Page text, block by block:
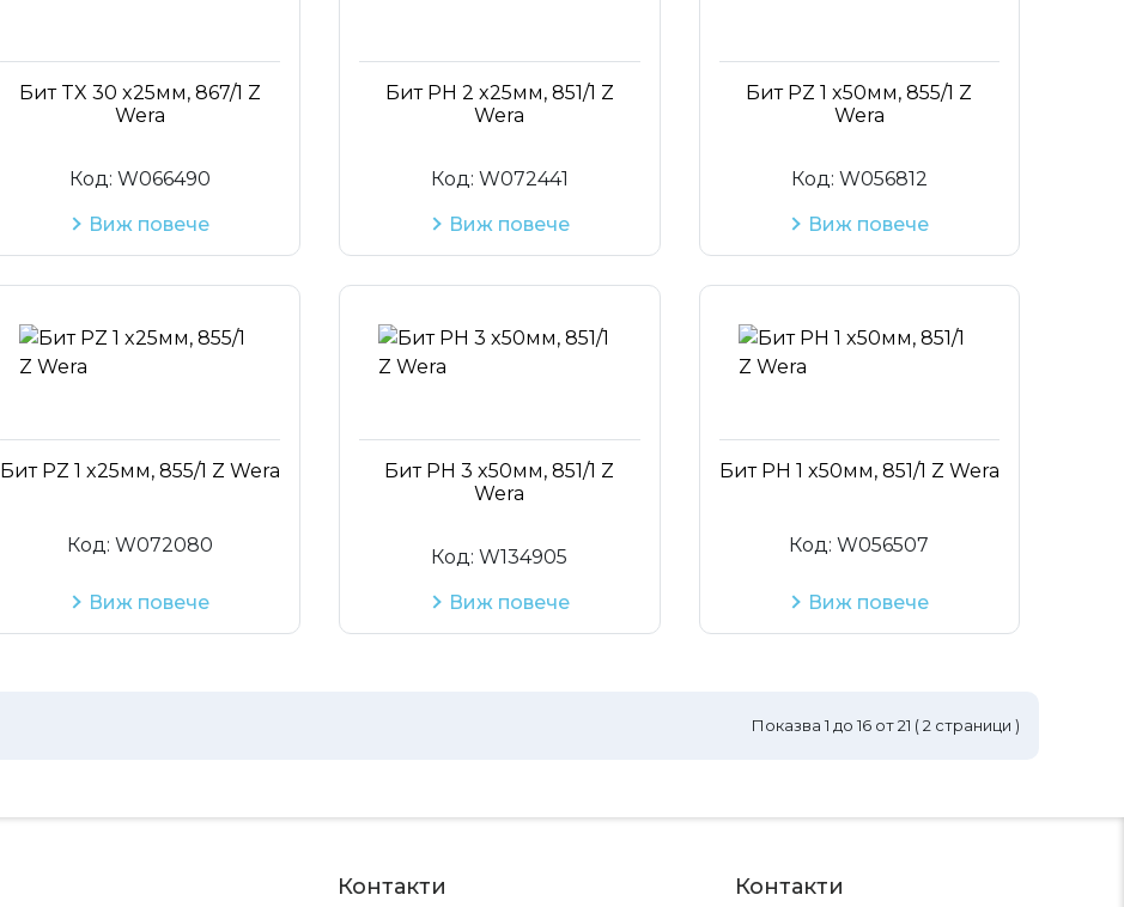
Бит TX 30 x25мм, 867/1 Z
Wera
Код: W066490
Виж повече
Бит PH 2 x25мм, 851/1 Z
Wera
Код: W072441
Виж повече
Бит PZ 1 x50мм, 855/1 Z
Wera
Код: W056812
Виж повече
Бит PZ 1 x25мм, 855/1 Z Wera
Код: W072080
Виж повече
Бит PH 3 x50мм, 851/1 Z
Wera
Код:W134905
Виж повече
Бит PH 1 x50мм, 851/1 Z Wera
Код:W056507
Виж повече
Показва 1 до 16 от21 (2 страници )
Контакти Контакти